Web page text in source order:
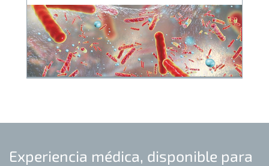
Experiencia médica, disponible para